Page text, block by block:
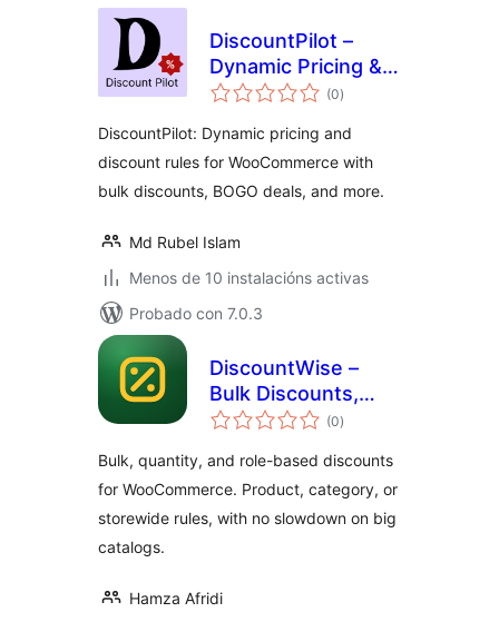
DiscountPilot –
Dynamic Pricing &
Discount Rules for
(0valoracións
totais
)
DiscountPilot: Dynamic pricing and
discount rules for WooCommerce with
bulk discounts, BOGO deals, and more.
Md Rubel Islam
Menos de 10 instalacións activas
Probado con 7.0.3
DiscountWise –
Bulk Discounts,
Quantity & Role
WooCommerce
(0valoracións
totais
)
Bulk, quantity, and role-based discounts
for WooCommerce. Product, category, or
storewide rules, with no slowdown on big
catalogs.
Hamza Afridi